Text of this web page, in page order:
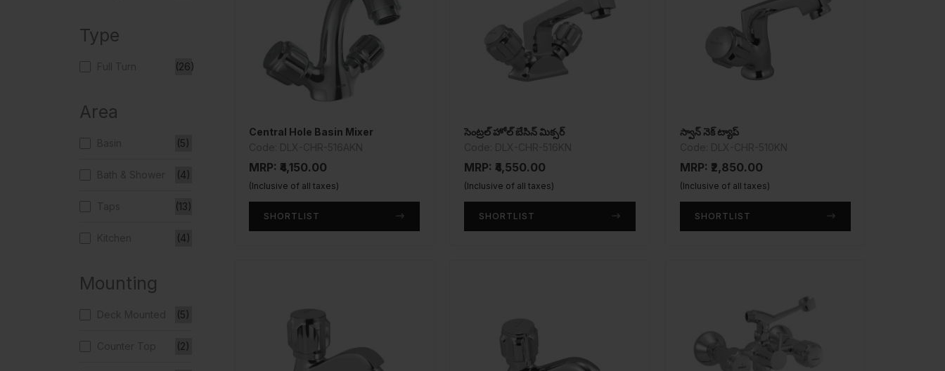
Type
(26)
Area
(5)
(4)
(13)
(4)
Mounting
(5)
(2)
Central Hole Basin Mixer
MRP: ₹4,150.00
(Inclusive of all taxes)
SHORTLIST
సెంట్రల్ హోల్ బేసిన్ మిక్సర్
MRP: ₹4,550.00
(Inclusive of all taxes)
SHORTLIST
స్వాన్ నెక్ ట్యాప్
MRP: ₹2,850.00
(Inclusive of all taxes)
SHORTLIST